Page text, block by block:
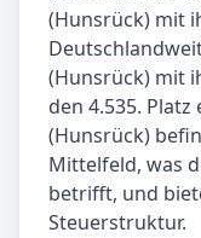
(Hunsrück) mit
(Hunsrück) mit
den 4.535.
(Hunsrück)
Mittelfeld, was
betrifft, und
Steuerstruktur.